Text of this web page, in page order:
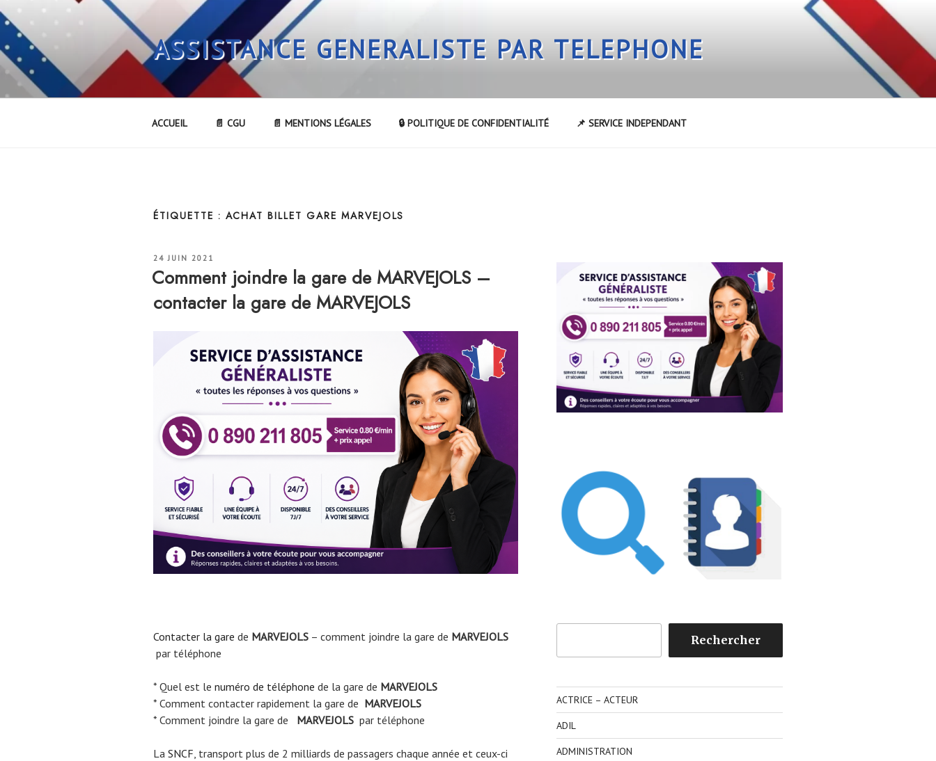
Aller
au
contenu
principal
ASSISTANCE GENERALISTE PAR TELEPHONE
ACCUEIL 📄 CGU 📄 MENTIONS LÉGALES 🔒 POLITIQUE DE CONFIDENTIALITÉ 📌 SERVICE INDEPENDANT
ÉTIQUETTE : ACHAT BILLET GARE MARVEJOLS
PUBLIÉ
24 JUIN 2021
Comment joindre la gare de MARVEJOLS –
contacter la gare de MARVEJOLS
Contacter la gare de MARVEJOLS – comment joindre la gare de MARVEJOLS
par téléphone
* Quel est le numéro de téléphone de la gare de MARVEJOLS
* Comment contacter rapidement la gare de MARVEJOLS
* Comment joindre la gare de
MARVEJOLS par téléphone
La SNCF , transport plus de 2 milliards de passagers chaque année et ceux-ci
Rechercher
ACTRICE – ACTEUR
ADIL
ADMINISTRATION